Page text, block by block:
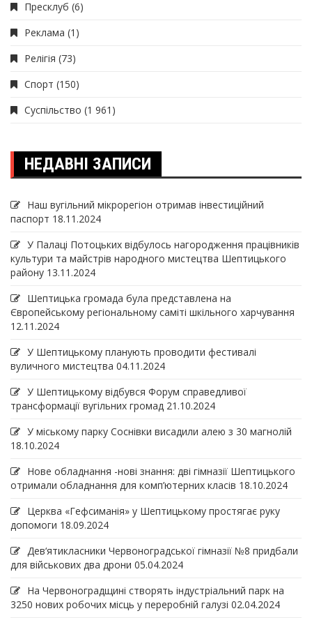
Пресклуб (6)
Реклама (1)
Релігія (73)
Спорт (150)
Суспільство (1 961)
НЕДАВНІ ЗАПИСИ
Наш вугільний мікрорегіон отримав інвеcтиційний
паспорт 18.11.2024
У Палаці Потоцьких відбулось нагородження працівників
культури та майстрів народного мистецтва Шептицького
району 13.11.2024
Шептицька громада була представлена на
Європейському регіональному саміті шкільного харчування
12.11.2024
У Шептицькому планують проводити фестивалі
вуличного мистецтва 04.11.2024
У Шептицькому відбувся Форум справедливої
трансформації вугільних громад 21.10.2024
У міському парку Соснівки висадили алею з 30 магнолій
18.10.2024
Нове обладнання -нові знання: дві гімназії Шептицького
отримали обладнання для комп’ютерних класів 18.10.2024
Церква «Гефсиманія» у Шептицькому простягає руку
допомоги 18.09.2024
Дев‘ятикласники Червоноградської гімназії №8 придбали
для військових два дрони 05.04.2024
На Червоноградщині створять індустріальний парк на
3250 нових робочих місць у переробній галузі 02.04.2024